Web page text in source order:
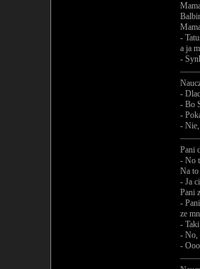
-
a ja
-
-
- Bo
-
- Nie,
Pani
- No
Na to
- Ja
Pani
-
ze
-
- No,
-